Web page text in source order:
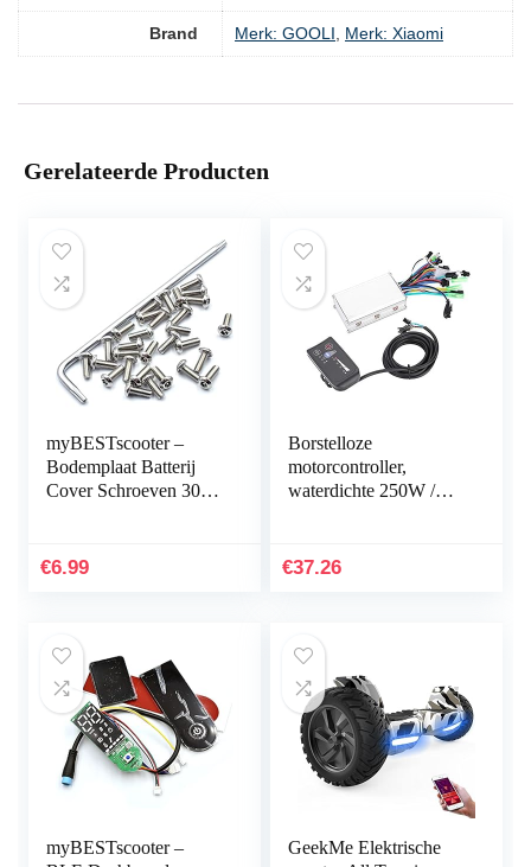
Brand Merk: GOOLI, Merk: Xiaomi
Gerelateerde Producten
myBESTscooter –
Bodemplaat Batterij
Cover Schroeven 30
Pro 2 Model 3
€6.99
Borstelloze
motorcontroller,
waterdichte 250W /
elektrische
€37.26
myBESTscooter –
GeekMe Elektrische